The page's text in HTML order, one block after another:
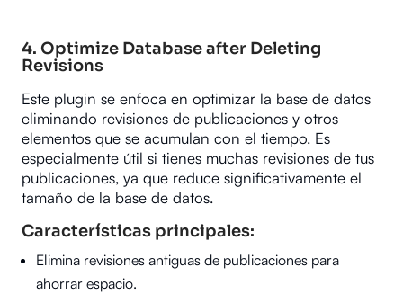
4. Optimize Database after Deleting
Revisions
Este plugin se enfoca en optimizar la base de datos
eliminando revisiones de publicaciones y otros
elementos que se acumulan con el tiempo. Es
especialmente útil si tienes muchas revisiones de tus
publicaciones, ya que reduce significativamente el
tamaño de la base de datos.
Características principales:
Elimina revisiones antiguas de publicaciones para
ahorrar espacio.